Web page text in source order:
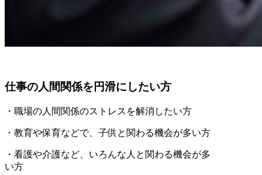
仕事の人間関係を円滑にしたい方
・職場の人間関係のストレスを解消したい方
・教育や保育などで、子供と関わる機会が多い方
・看護や介護など、いろんな人と関わる機会が多
い方